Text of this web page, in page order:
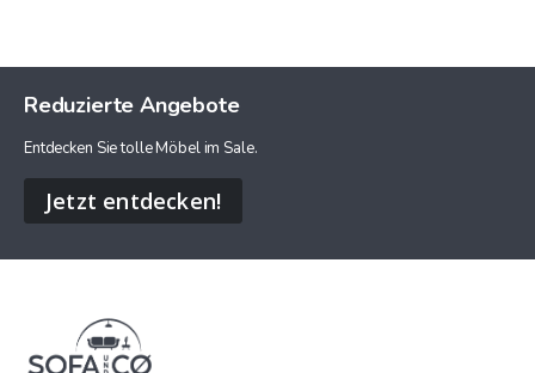
Reduzierte Angebote
Entdecken Sie tolle Möbel im Sale.
Jetzt entdecken!